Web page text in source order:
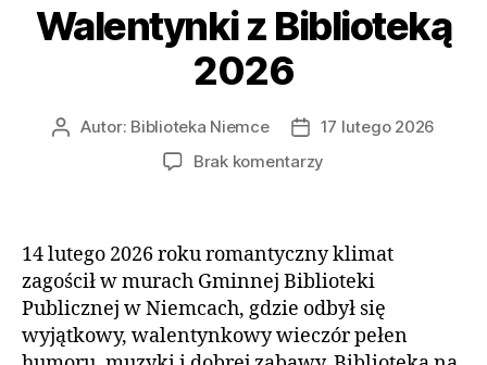
Walentynki z Biblioteką
2026
Autor: Biblioteka Niemce
17 lutego 2026
Brak komentarzy
14 lutego 2026 roku romantyczny klimat
zagościł w murach Gminnej Biblioteki
Publicznej w Niemcach, gdzie odbył się
wyjątkowy, walentynkowy wieczór pełen